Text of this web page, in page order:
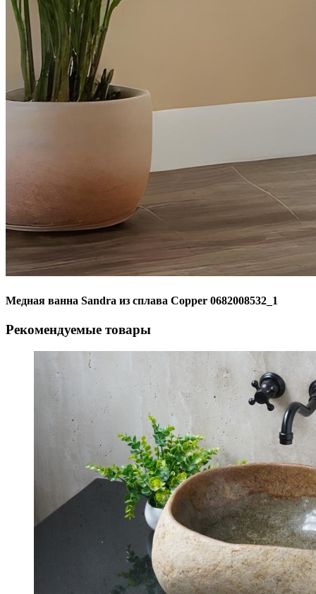
Медная ванна Sandra из сплава Copper 0682008532_1
Рекомендуемые товары